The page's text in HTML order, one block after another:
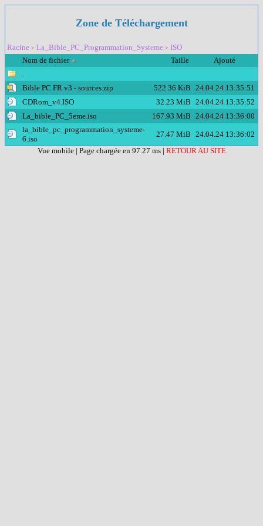
Zone de Téléchargement
Racine > La_Bible_PC_Programmation_Systeme > ISO
Nom de fichier
Taille
Ajouté
..
Bible PC FR v3 - sources.zip
522.36 KiB 24.04.24 13:35:51
CDRom_v4.ISO
32.23 MiB 24.04.24 13:35:52
La_bible_PC_5eme.iso
167.93 MiB 24.04.24 13:36:00
la_bible_pc_programmation_systeme-
6.iso
27.47 MiB 24.04.24 13:36:02
Vue mobile | Page chargée en 97.27 ms | RETOUR AU SITE